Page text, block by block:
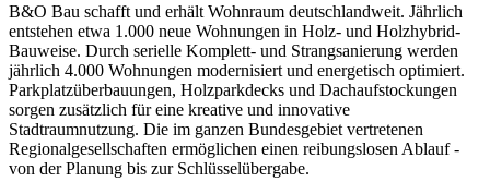
B&O Bau schafft und erhält Wohnraum deutschlandweit. Jährlich
entstehen etwa 1.000 neue Wohnungen in Holz- und Holzhybrid-
Bauweise. Durch serielle Komplett- und Strangsanierung werden
jährlich 4.000 Wohnungen modernisiert und energetisch optimiert.
Parkplatzüberbauungen, Holzparkdecks und Dachaufstockungen
sorgen zusätzlich für eine kreative und innovative
Stadtraumnutzung. Die im ganzen Bundesgebiet vertretenen
Regionalgesellschaften ermöglichen einen reibungslosen Ablauf -
von der Planung bis zur Schlüsselübergabe.